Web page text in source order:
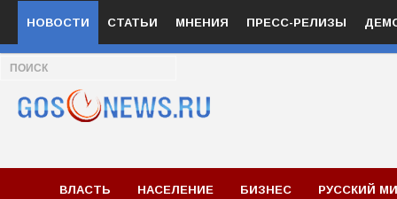
НОВОСТИ СТАТЬИ МНЕНИЯ ПРЕСС-РЕЛИЗЫ
ВЛАСТЬ НАСЕЛЕНИЕ БИЗНЕС РУССКИЙ